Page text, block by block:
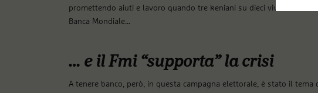
promettendo aiuti e lavoro quando tre keniani su dieci vivono con
Banca Mondiale…
… e il Fmi “supporta” la crisi
A tenere banco, però, in questa campagna elettorale, è stato il tema